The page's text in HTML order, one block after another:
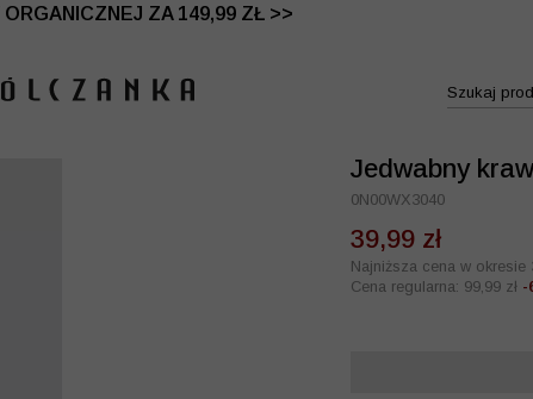
ZA 149,99 ZŁ >>
-30% NA DRUGI I TRZECI PRODUKT >>
Szukaj
Jedwabny
0N00WX3040
39,99 zł
Najniższa cena w okresie
Cena regularna: 99,99 zł -